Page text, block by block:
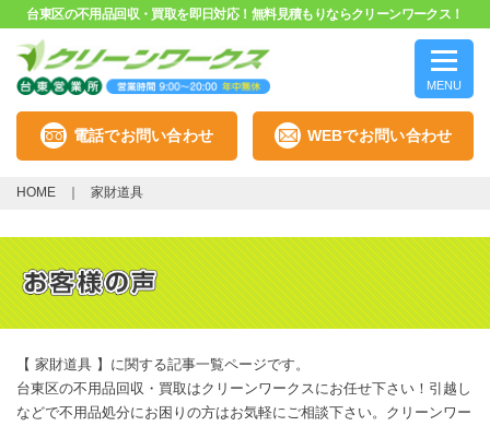
台東区の不用品回収・買取を即日対応！無料見積もりならクリーンワークス！
MENU
電話でお問い合わせ WEBでお問い合わせ
HOME 家財道具
【 家財道具 】に関する記事一覧ページです。
台東区の不用品回収・買取はクリーンワークスにお任せ下さい！引越し
などで不用品処分にお困りの方はお気軽にご相談下さい。クリーンワー